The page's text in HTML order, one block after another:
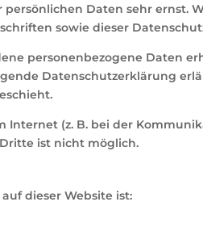
Daten sehr ernst.
sowie dieser
personenbezogene Daten
Datenschutzerklärung
(z. B. bei der
ist nicht möglich.
dieser Website ist: